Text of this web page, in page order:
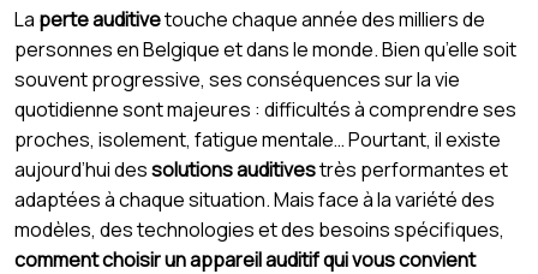
La perte auditivetouche chaque année des milliers de
personnes en Belgique et dans le monde. Bien qu’elle soit
souvent progressive, ses conséquences sur la vie
quotidienne sont majeures : difficultés à comprendre ses
proches, isolement, fatigue mentale… Pourtant, il existe
aujourd’hui dessolutions auditivestrès performantes et
adaptées à chaque situation. Mais face à la variété des
modèles, des technologies et des besoins spécifiques,
comment choisir un appareil auditif qui vous convient